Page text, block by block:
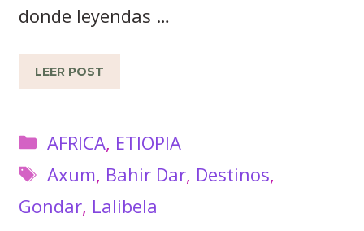
donde leyendas …
LEER POST
Categorías
AFRICA, ETIOPIA
Etiquetas
Axum, Bahir Dar, Destinos,
Gondar, Lalibela